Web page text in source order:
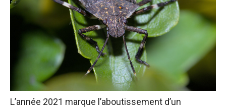
L’année 2021 marque l’aboutissement d’un